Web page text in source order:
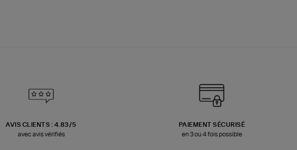
AVIS CLIENTS : 4.83/5
avec avis vérifiés
PAIEMENT SÉCURISÉ
en 3 ou 4 fois possible